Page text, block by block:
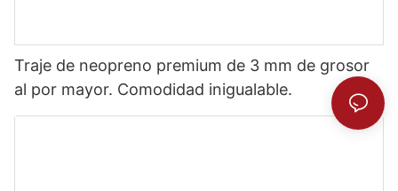
Traje de neopreno premium de 3 mm de grosor
al por mayor. Comodidad inigualable.